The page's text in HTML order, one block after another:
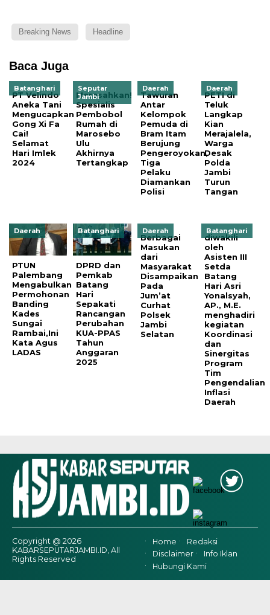
Breaking News Headline
Baca Juga
Batanghari
PT Velindo
Aneka Tani
Mengucapkan
Gong Xi Fa
Cai!
Selamat
Hari Imlek
2024
Seputar
Jambi
Meresahkan!
Spesialis
Pembobol
Rumah di
Marosebo
Ulu
Akhirnya
Tertangkap
Daerah
Tawuran
Antar
Kelompok
Pemuda di
Bram Itam
Berujung
Pengeroyokan,
Tiga
Pelaku
Diamankan
Polisi
Daerah
PETI di
Teluk
Langkap
Kian
Merajalela,
Warga
Desak
Polda
Jambi
Turun
Tangan
Daerah
PTUN
Palembang
Mengabulkan
Permohonan
Banding
Kades
Sungai
Rambai,Ini
Kata Agus
LADAS
Batanghari
DPRD dan
Pemkab
Batang
Hari
Sepakati
Rancangan
Perubahan
KUA-PPAS
Tahun
Anggaran
2025
Daerah
Berbagai
Masukan
dari
Masyarakat
Disampaikan
Pada
Jum’at
Curhat
Polsek
Jambi
Selatan
Batanghari
diwakili
oleh
Asisten III
Setda
Batang
Hari Asri
Yonalsyah,
AP., M.E.
menghadiri
kegiatan
Koordinasi
dan
Sinergitas
Program
Tim
Pengendalian
Inflasi
Daerah
Copyright @ 2026
KABARSEPUTARJAMBI.ID, All
Rights Reserved
Home
Redaksi
Disclaimer
Info Iklan
Hubungi Kami